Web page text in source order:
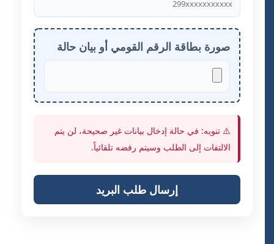
صورة بطاقة الرقم القومي أو بيان حالة
⚠️ تنويه: في حالة إدخال بيانات غير صحيحة، لن يتم
الالتفات إلى الطلب وسيتم رفضه تلقائياً.